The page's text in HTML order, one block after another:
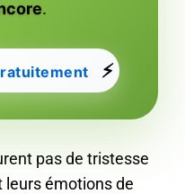
.
⚡
pas de tristesse
émotions de